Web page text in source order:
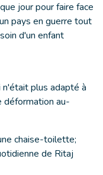
jour pour faire face
pays en guerre tout
d'un enfant
n'était plus adapté à
déformation au-
chaise-toilette;
de Ritaj